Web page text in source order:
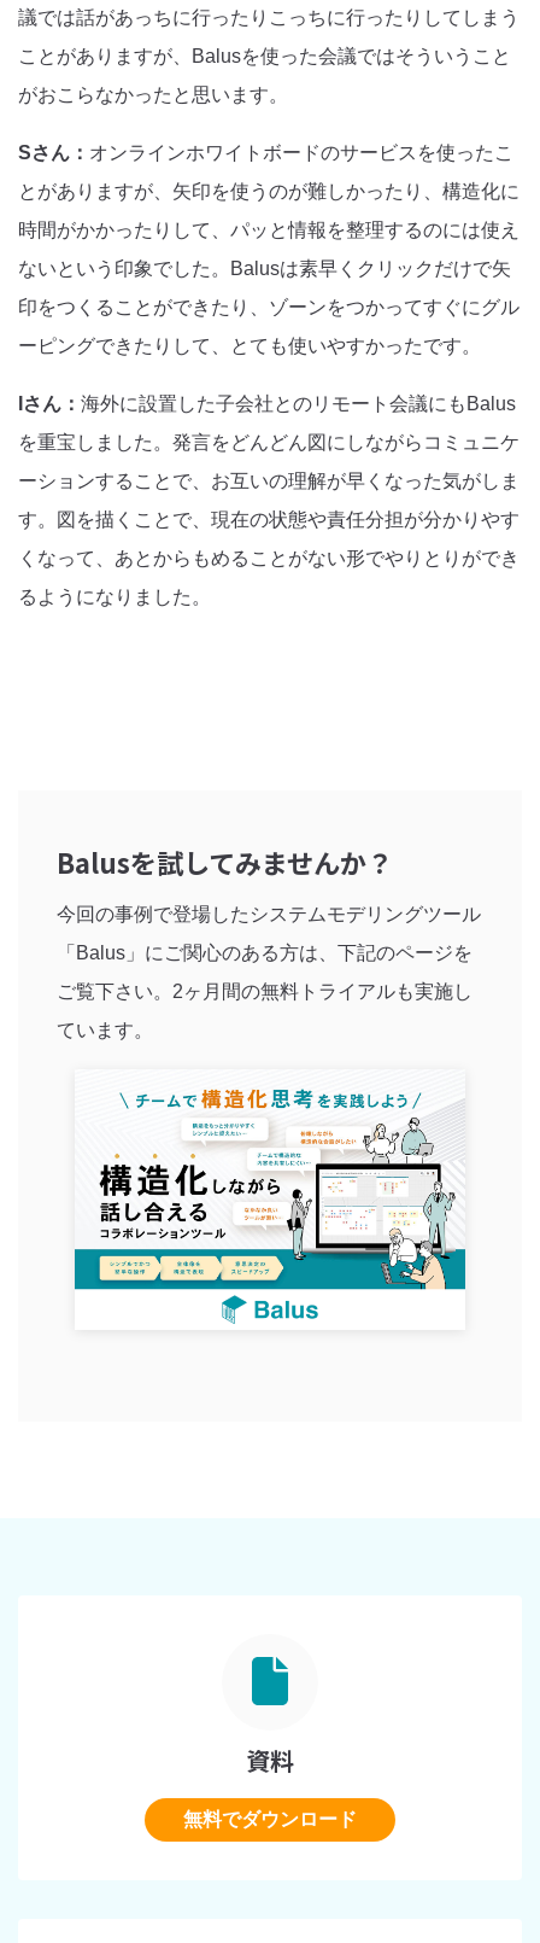
議では話があっちに行ったりこっちに行ったりしてしまう
ことがありますが、Balusを使った会議ではそういうこと
がおこらなかったと思います。
Sさん： オンラインホワイトボードのサービスを使ったこ
とがありますが、矢印を使うのが難しかったり、構造化に
時間がかかったりして、パッと情報を整理するのには使え
ないという印象でした。Balusは素早くクリックだけで矢
印をつくることができたり、ゾーンをつかってすぐにグル
ーピングできたりして、とても使いやすかったです。
Iさん： 海外に設置した子会社とのリモート会議にもBalus
を重宝しました。発言をどんどん図にしながらコミュニケ
ーションすることで、お互いの理解が早くなった気がしま
す。図を描くことで、現在の状態や責任分担が分かりやす
くなって、あとからもめることがない形でやりとりができ
るようになりました。
Balusを試してみませんか？
今回の事例で登場したシステムモデリングツール
「Balus」にご関心のある方は、下記のページを
ご覧下さい。2ヶ月間の無料トライアルも実施し
ています。
資料
無料でダウンロード